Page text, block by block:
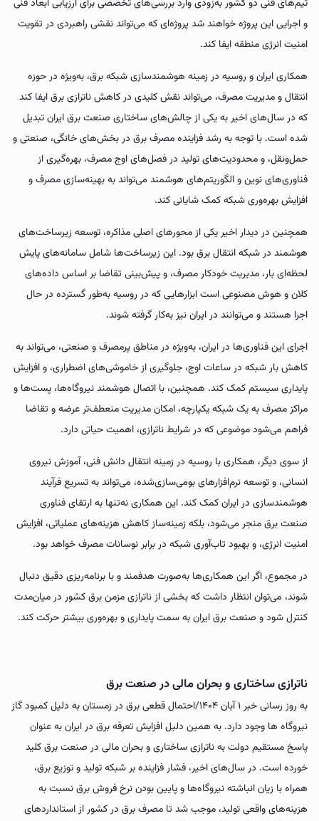
تیم‌های فنی دو کشور به‌زودی وارد بررسی‌های تخصصی برای ارزیابی ابعاد فنی
و اجرایی این پروژه خواهند شد پروژه‌ای که می‌تواند نقشی راهبردی در تقویت
امنیت انرژی منطقه ایفا کند.
همکاری ایران و روسیه در زمینه هوشمندسازی شبکه برق، به‌ویژه در حوزه
انتقال و مدیریت مصرف، می‌تواند نقش کلیدی در کاهش ناترازی برق ایفا کند
که در سال‌های اخیر به یکی از چالش‌های ساختاری صنعت برق ایران تبدیل
شده است. با توجه به رشد فزاینده مصرف برق در بخش‌های خانگی، صنعتی و
حمل‌ونقل، و محدودیت‌های تولید در فصل‌های اوج مصرف، بهره‌گیری از
فناوری‌های نوین و الگوریتم‌های هوشمند می‌تواند به بهینه‌سازی مصرف و
افزایش بهره‌وری شبکه کمک شایانی کند.
همچنین در دیدار اخیر یکی از محورهای اصلی مذاکره، توسعه زیرساخت‌های
هوشمند در شبکه انتقال برق بود. این زیرساخت‌ها شامل سامانه‌های پایش
لحظه‌ای بار، مدیریت خودکار مصرف، و پیش‌بینی تقاضا بر اساس داده‌های
کلان و هوش مصنوعی است ابزارهایی که در روسیه به‌طور گسترده در حال
اجرا هستند و می‌توانند در ایران نیز به‌کار گرفته شوند.
اجرای این فناوری‌ها در ایران، به‌ویژه در مناطق پرمصرف و صنعتی، می‌تواند به
کاهش بار شبکه در ساعات اوج، جلوگیری از خاموشی‌های اضطراری، و افزایش
پایداری سیستم کمک کند. همچنین، با اتصال هوشمند نیروگاه‌ها، پست‌ها و
مراکز مصرف به یک شبکه یکپارچه، امکان مدیریت منعطف‌تر عرضه و تقاضا
فراهم می‌شود موضوعی که در شرایط ناترازی، اهمیت حیاتی دارد.
از سوی دیگر، همکاری با روسیه در زمینه انتقال دانش فنی، آموزش نیروی
انسانی، و توسعه نرم‌افزارهای بومی‌سازی‌شده، می‌تواند به تسریع فرآیند
هوشمندسازی در ایران کمک کند. این همکاری نه‌تنها به ارتقای فناوری
صنعت برق منجر می‌شود، بلکه زمینه‌ساز کاهش هزینه‌های عملیاتی، افزایش
امنیت انرژی، و بهبود تاب‌آوری شبکه در برابر نوسانات مصرف خواهد بود.
در مجموع، اگر این همکاری‌ها به‌صورت هدفمند و با برنامه‌ریزی دقیق دنبال
شوند، می‌توان انتظار داشت که بخشی از ناترازی مزمن برق کشور در میان‌مدت
کنترل شود و صنعت برق ایران به سمت پایداری و بهره‌وری بیشتر حرکت کند.
ناترازی ساختاری و بحران مالی در صنعت برق
به روز رسانی خبر ۱ آبان ۱۴۰۴/احتمال قطعی برق در زمستان به دلیل کمبود گاز
نیروگاه ها وجود دارد. به همین دلیل افزایش تعرفه برق در ایران به عنوان
پاسخ مستقیم دولت به ناترازی ساختاری و بحران مالی در صنعت برق کلید
خورده است. در سال‌های اخیر، فشار فزاینده بر شبکه تولید و توزیع برق،
همراه با زیان انباشته نیروگاه‌ها و پایین بودن نرخ فروش برق نسبت به
هزینه‌های واقعی تولید، موجب شد تا مصرف برق در کشور از استانداردهای